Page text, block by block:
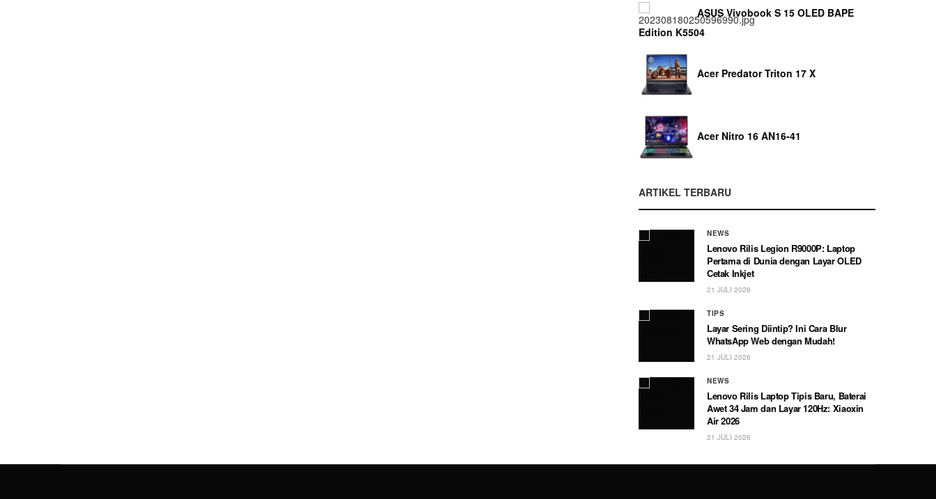
ASUS Vivobook S 15 OLED BAPE
Edition K5504
Acer Predator Triton 17 X
Acer Nitro 16 AN16-41
ARTIKEL TERBARU
NEWS
Lenovo Rilis Legion R9000P: Laptop
Pertama di Dunia dengan Layar OLED
Cetak Inkjet
21 JULI 2026
TIPS
Layar Sering Diintip? Ini Cara Blur
WhatsApp Web dengan Mudah!
21 JULI 2026
NEWS
Lenovo Rilis Laptop Tipis Baru, Baterai
Awet 34 Jam dan Layar 120Hz: Xiaoxin
Air 2026
21 JULI 2026